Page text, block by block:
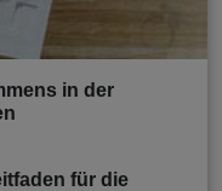
in der
für die